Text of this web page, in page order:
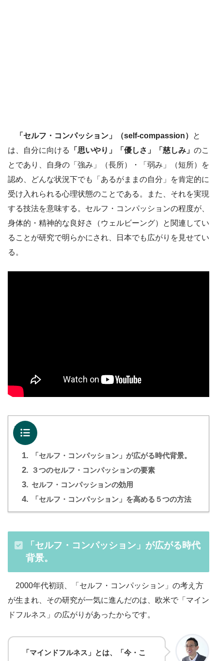
「セルフ・コンパッション」（self-compassion）
と
は、自分に向ける
「思いやり」「優しさ」「慈しみ」 のこ
とであり、自身の「強み」（長所）・「弱み」（短所）を
認め、どんな状況下でも「あるがままの自分」を肯定的に
受け入れられる心理状態のことである。また、それを実現
する技法を意味する。セルフ・コンパッションの程度が、
身体的・精神的な良好さ（ウェルビーング）と関連してい
ることが研究で明らかにされ、日本でも広がりを見せてい
る。
目次
1. 「セルフ・コンパッション」が広がる時代背景。
2. ３つのセルフ・コンパッションの要素
3. セルフ・コンパッションの効用
4. 「セルフ・コンパッション」を高める５つの方法
「セルフ・コンパッション」が広がる時代
背景。
2000年代初頭、「セルフ・コンパッション」の考え方
が生まれ、その研究が一気に進んだのは、欧米で「マイン
ドフルネス」の広がりがあったからです。
「マインドフルネス」とは、「今・こ